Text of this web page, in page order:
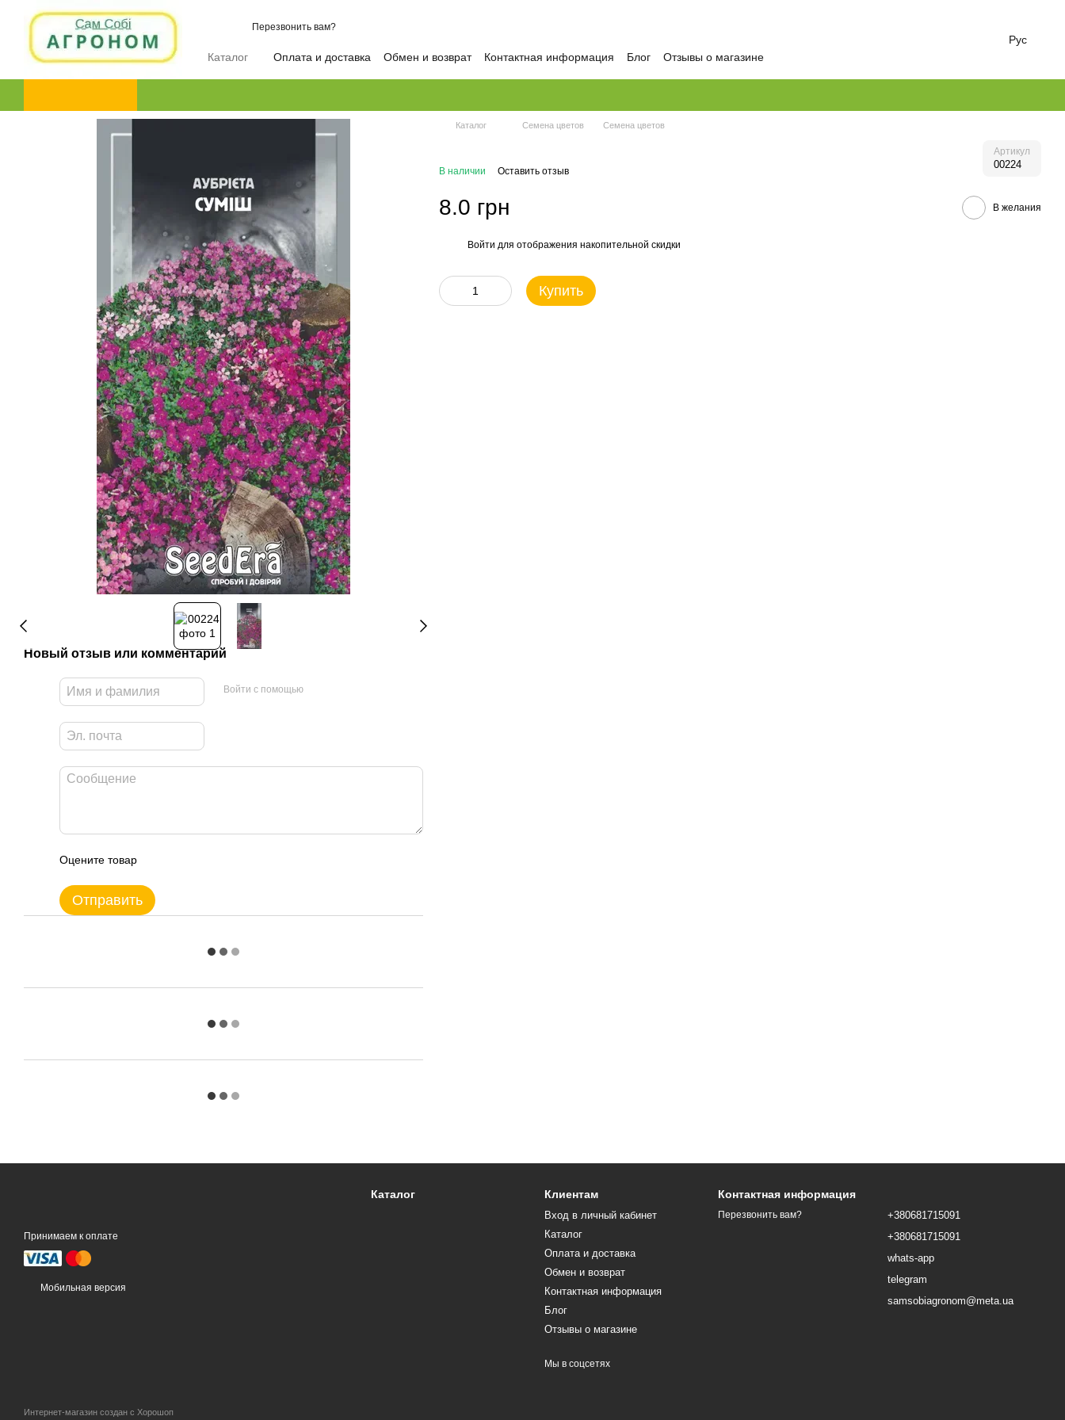
Перейти к основному контенту
Перезвонить вам?
Каталог Оплата и доставка Обмен и возврат Контактная информация Блог Отзывы о магазине
Рус
Новый отзыв или комментарий
Войти с помощью
Оцените товар
Отправить
Каталог Семена цветов Семена цветов
Артикул
00224
В наличии Оставить отзыв
8.0 грн В желания
Войти для отображения накопительной скидки
Купить
Принимаем к оплате
Мобильная версия
Интернет-магазин создан с Хорошоп
Каталог Клиентам
Вход в личный кабинет
Каталог
Оплата и доставка
Обмен и возврат
Контактная информация
Блог
Отзывы о магазине
Мы в соцсетях
Контактная информация
Перезвонить вам?
+380681715091
+380681715091
whats-app
telegram
samsobiagronom@meta.ua